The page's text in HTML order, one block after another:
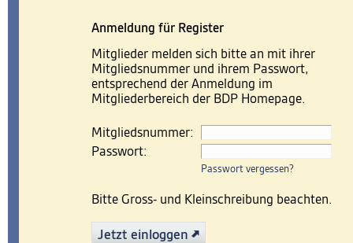
Anmeldung für Register
Mitglieder melden sich bitte an mit ihrer
Mitgliedsnummer und ihrem Passwort,
entsprechend der Anmeldung im
Mitgliederbereich der BDP Homepage.
Mitgliedsnummer:
Passwort:
Passwort vergessen?
Bitte Gross- und Kleinschreibung beachten.
Jetzt einloggen